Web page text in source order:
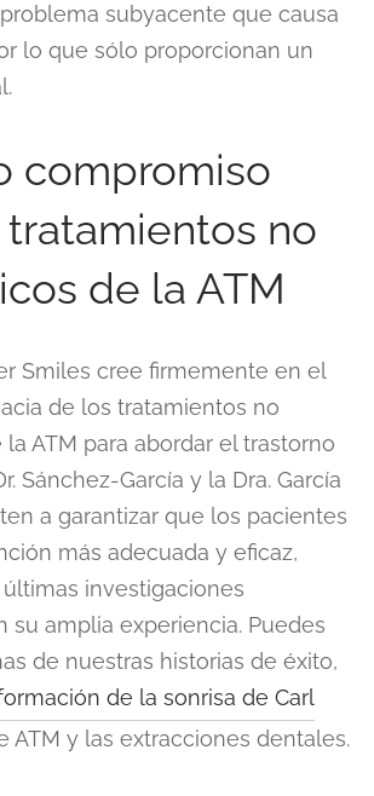
subyacente que causa
lo que sólo proporcionan un
compromiso
no
de la ATM
Smiles cree firmemente en el
de los tratamientos no
ATM para abordar el trastorno
Sánchez-García y la Dra. García
a garantizar que los pacientes
más adecuada y eficaz,
investigaciones
su amplia experiencia. Puedes
de nuestras historias de éxito,
de la sonrisa de Carl
ATM y las extracciones dentales.